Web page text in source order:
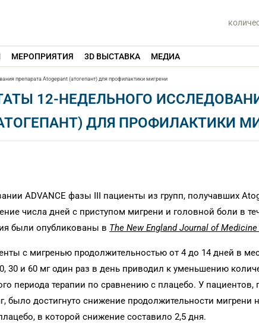
МЕРОПРИЯТИЯ 3D ВЫСТАВКА МЕДИА
препарата Atogepant (атогепант) для профилактики мигрени
12-НЕДЕЛЬНОГО
(АТОГЕПАНТ) ДЛЯ ПРОФИЛАКТИКИ
ADVANCE фазы III пациенты из групп, получавших
числа дней с приступом мигрени и головной боли в
были опубликованы в The New England Journal of
с мигренью продолжительностью от 4 до 14 дней в
30 и 60 мг один раз в день приводил к уменьшению
периода терапии по сравнению с плацебо. У пациентов,
было достигнуто снижение продолжительности мигрени
в которой снижение составило 2,5 дня.